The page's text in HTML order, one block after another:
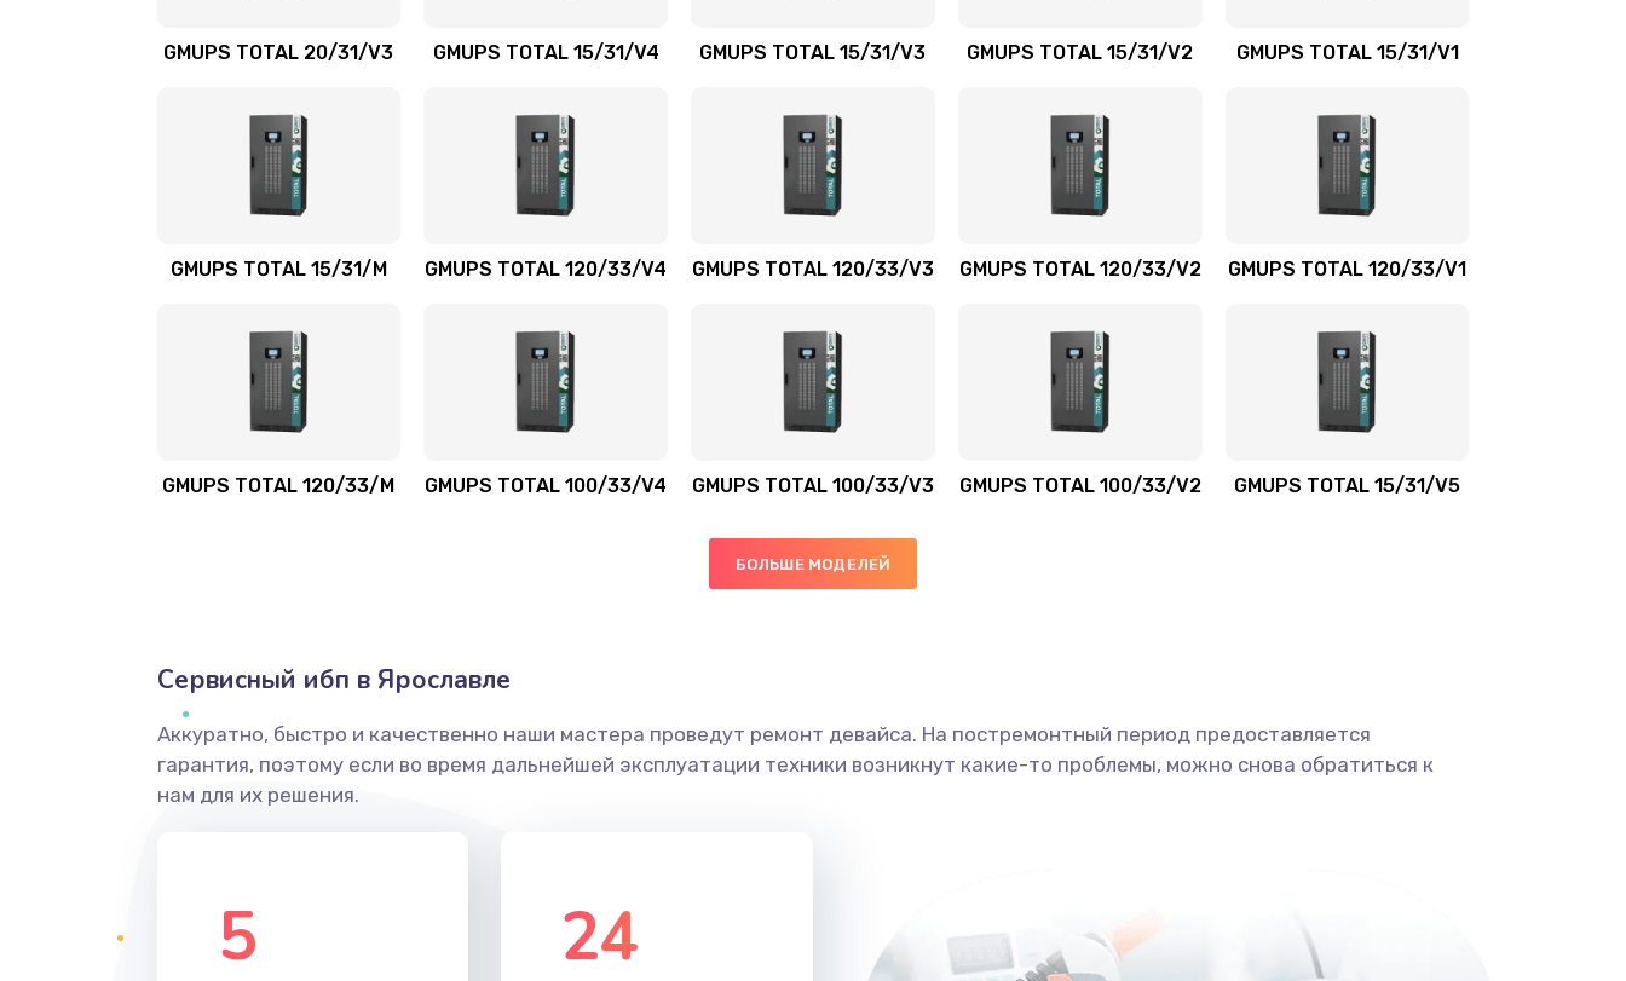
GMUPS TOTAL 20/31/V3 GMUPS TOTAL 15/31/V4 GMUPS TOTAL 15/31/V3 GMUPS TOTAL 15/31/V2 GMUPS TOTAL 15/31/V1
GMUPS TOTAL 15/31/M GMUPS TOTAL 120/33/V4 GMUPS TOTAL 120/33/V3 GMUPS TOTAL 120/33/V2 GMUPS TOTAL 120/33/V1
GMUPS TOTAL 120/33/M GMUPS TOTAL 100/33/V4 GMUPS TOTAL 100/33/V3 GMUPS TOTAL 100/33/V2 GMUPS TOTAL 15/31/V5
БОЛЬШЕ МОДЕЛЕЙ
Сервисный ибп в Ярославле
Аккуратно, быстро и качественно наши мастера проведут ремонт девайса. На постремонтный период предоставляется
гарантия, поэтому если во время дальнейшей эксплуатации техники возникнут какие-то проблемы, можно снова обратиться к
нам для их решения.
5 24